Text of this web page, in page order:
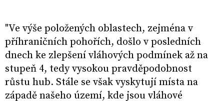
"Ve výše položených oblastech, zejména v
příhraničních pohořích, došlo v posledních
dnech ke zlepšení vláhových podmínek až na
stupeň 4, tedy vysokou pravděpodobnost
růstu hub. Stále se však vyskytují místa na
západě našeho území, kde jsou vláhové